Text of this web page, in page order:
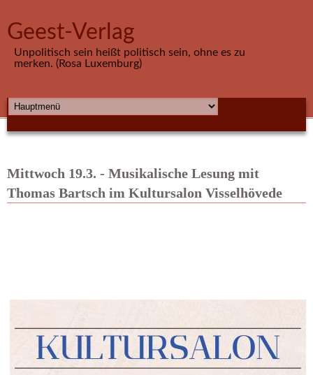
Geest-Verlag
Unpolitisch sein heißt politisch sein, ohne es zu
merken. (Rosa Luxemburg)
HAUPTMENÜ
Mittwoch 19.3. - Musikalische Lesung mit
Thomas Bartsch im Kultursalon Visselhövede